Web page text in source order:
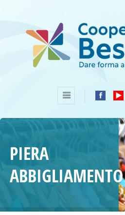
PIERA
ABBIGLIAMENTO